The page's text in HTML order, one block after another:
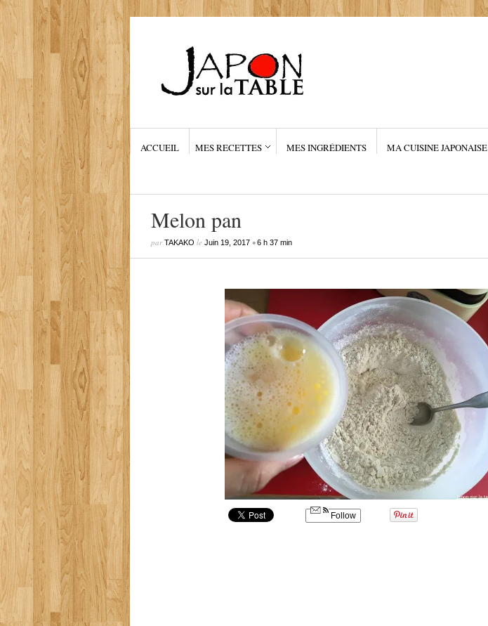
ACCUEIL MES RECETTES MES INGRÉDIENTS MA CUISINE JAPONAISE
Melon pan
parTAKAKO le Juin 19, 2017•6 h 37 min
Follow